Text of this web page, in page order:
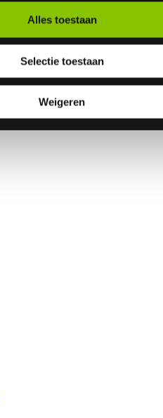
Alles toestaan
Selectie toestaan
Weigeren